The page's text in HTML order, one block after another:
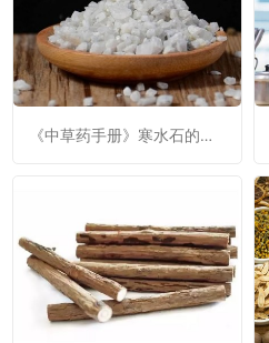
《中草药手册》寒水石的功